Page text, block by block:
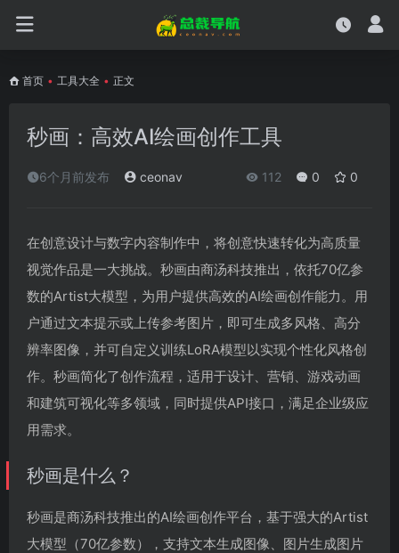
首页 • 工具大全 • 正文
秒画：高效AI绘画创作工具
6个月前发布 ceonav 112 0 0
在创意设计与数字内容制作中，将创意快速转化为高质量
视觉作品是一大挑战。秒画由商汤科技推出，依托70亿参
数的Artist大模型，为用户提供高效的AI绘画创作能力。用
户通过文本提示或上传参考图片，即可生成多风格、高分
辨率图像，并可自定义训练LoRA模型以实现个性化风格创
作。秒画简化了创作流程，适用于设计、营销、游戏动画
和建筑可视化等多领域，同时提供API接口，满足企业级应
用需求。
秒画是什么？
秒画是商汤科技推出的AI绘画创作平台，基于强大的Artist
大模型（70亿参数），支持文本生成图像、图片生成图片